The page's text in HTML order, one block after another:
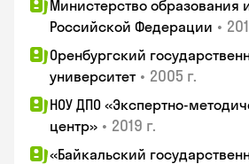
Министерство образования
Российской Федерации •
Оренбургский
университет • 2005 г.
НОУ ДПО «Экспертно-
центр» • 2019 г.
«Байкальский